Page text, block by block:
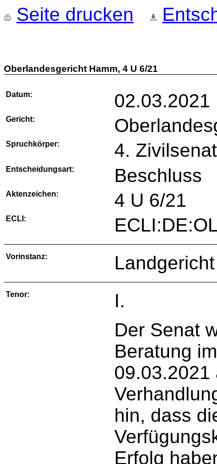
Seite drucken
Oberlandesgericht Hamm, 4 U 6/21
Datum: 02.03.2021
Gericht:
Spruchkörper: 4. Zivilsenat
Entscheidungsart: Beschluss
Aktenzeichen: 4 U 6/21
ECLI:
Vorinstanz:
Tenor:
I.
Der Senat
Beratung
09.03.2021
hin, dass
Erfolg